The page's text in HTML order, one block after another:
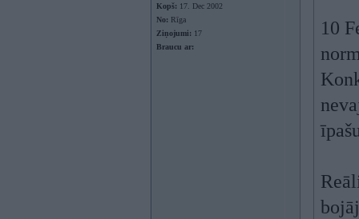
Kopš: 17. Dec 2002
No: Rīga
Ziņojumi: 17
Braucu ar:
10